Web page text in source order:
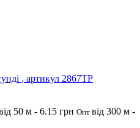
, артикул 2867ТР
50 м - 6.15 грн Опт від 300 м -